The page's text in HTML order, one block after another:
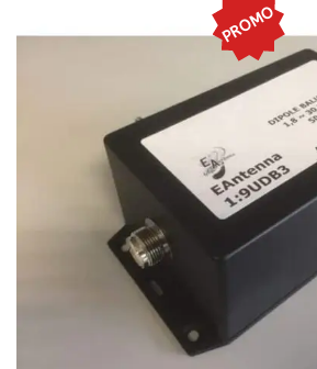
PROMO